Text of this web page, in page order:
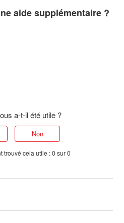
aide supplémentaire ?
a-t-il été utile ?
Non
trouvé cela utile : 0 sur 0